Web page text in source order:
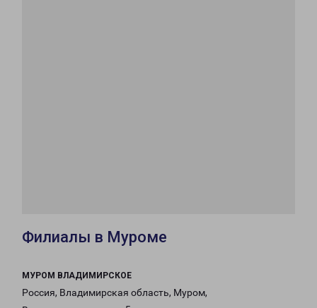
Филиалы в Муроме
МУРОМ ВЛАДИМИРСКОЕ
Россия, Владимирская область, Муром,